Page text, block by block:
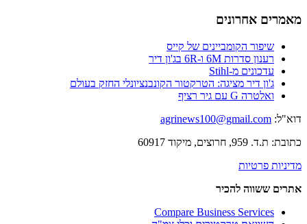
מאמרים אחרונים
שיפור הקומביינים של קייס
רענון סדרות 6M ו-6R בג'ון דיר
עדכונים מ-Stihl
ג'ון דיר מציגה: הטרקטור הקונבנציונלי החזק בעולם
ואלטרה G עם גיר רציף
דוא"ל: agrinews100@gmail.com
כתובת: ת.ד. 959, חרוצים, מיקוד 60917
מדיניות פרטיות
אתרים ששווה להכיר
Compare Business Services